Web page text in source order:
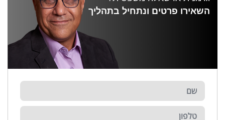
השאירו פרטים ונתחיל בתהליך